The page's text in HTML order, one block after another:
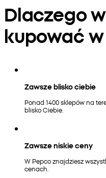
Dlaczego
kupować
Zawsze blisko ciebie
Ponad 1400 sklepów na
blisko Ciebie.
Zawsze niskie ceny
W Pepco znajdziesz
cenach.